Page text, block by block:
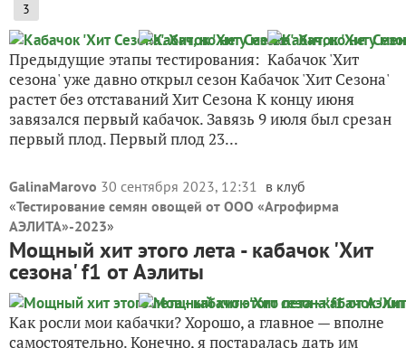
3
Предыдущие этапы тестирования: Кабачок 'Хит
сезона' уже давно открыл сезон Кабачок 'Хит Сезона'
растет без отставаний Хит Сезона К концу июня
завязался первый кабачок. Завязь 9 июля был срезан
первый плод. Первый плод 23...
GalinaMarovo 30 сентября 2023, 12:31 в клуб
«Тестирование семян овощей от ООО «Агрофирма
АЭЛИТА»-2023»
Мощный хит этого лета - кабачок 'Хит
сезона' f1 от Аэлиты
Как росли мои кабачки? Хорошо, а главное — вполне
самостоятельно. Конечно, я постаралась дать им